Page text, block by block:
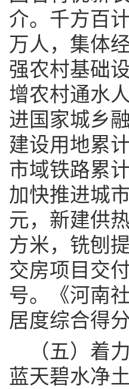
介。千方百
万人，集体
强农村基础
增农村通水
进国家城乡
建设用地累
市域铁路累
加快推进城
元，新建供
方米，铣刨
交房项目交
号。《河南
居度综合得
（五）着
蓝天碧水净